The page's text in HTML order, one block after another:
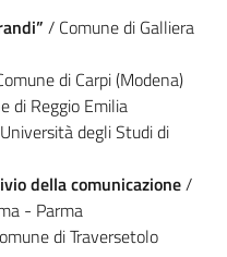
/ Comune di Galliera
di Carpi (Modena)
di Reggio Emilia
degli Studi di
della comunicazione/
- Parma
di Traversetolo